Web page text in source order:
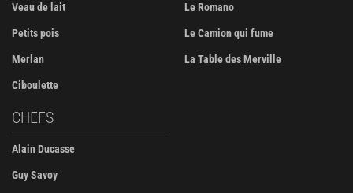
Veau de lait
Petits pois
Merlan
Ciboulette
Le Romano
Le Camion qui fume
La Table des Merville
CHEFS
Alain Ducasse
Guy Savoy